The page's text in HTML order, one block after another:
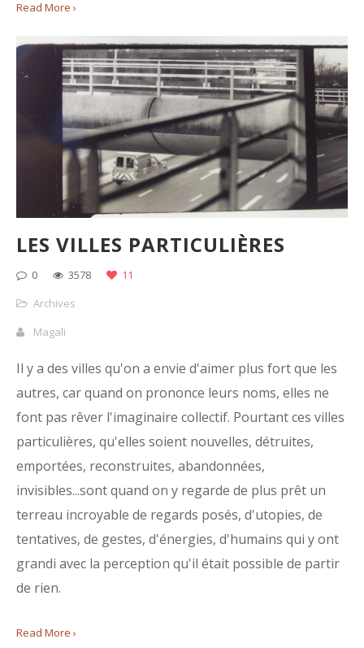
Read More ›
LES VILLES PARTICULIÈRES
0 3578
11
Archives
Magali
Il y a des villes qu'on a envie d'aimer plus fort que les
autres, car quand on prononce leurs noms, elles ne
font pas rêver l'imaginaire collectif. Pourtant ces villes
particulières, qu'elles soient nouvelles, détruites,
emportées, reconstruites, abandonnées,
invisibles...sont quand on y regarde de plus prêt un
terreau incroyable de regards posés, d'utopies, de
tentatives, de gestes, d'énergies, d'humains qui y ont
grandi avec la perception qu'il était possible de partir
de rien.
Read More ›